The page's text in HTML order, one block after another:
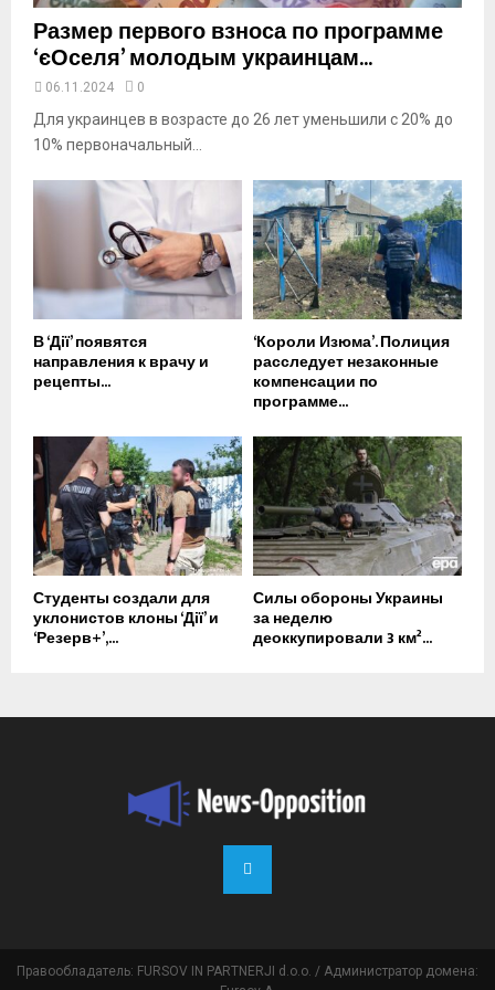
Размер первого взноса по программе
‘єОселя’ молодым украинцам...
06.11.2024 0
Для украинцев в возрасте до 26 лет уменьшили с 20% до
10% первоначальный...
В ‘Дії’ появятся
направления к врачу и
рецепты...
‘Короли Изюма’. Полиция
расследует незаконные
компенсации по
программе...
Студенты создали для
уклонистов клоны ‘Дії’ и
‘Резерв+’,...
Силы обороны Украины
за неделю
деоккупировали 3 км²...
Правообладатель: FURSOV IN PARTNERJI d.o.o. / Администратор домена: